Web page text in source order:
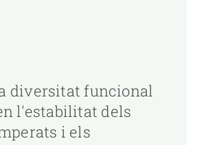
diversitat funcional
l'estabilitat dels
i els